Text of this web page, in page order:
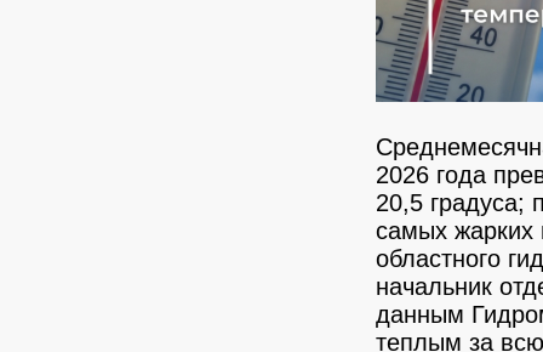
2026 года
20,5 градуса;
самых жарких
областного
начальник
данным
теплым за